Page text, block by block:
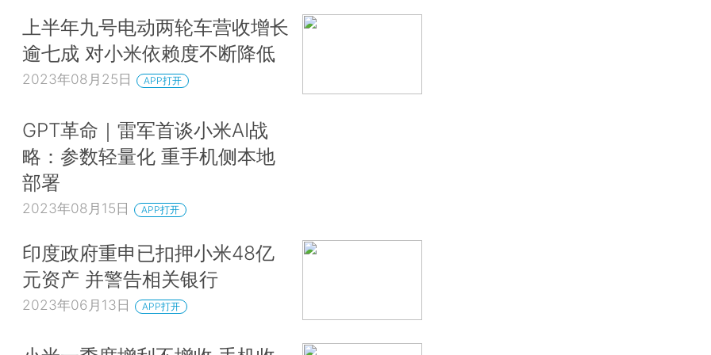
上半年九号电动两轮车营收增长
逾七成 对小米依赖度不断降低
2023年08月25日 APP打开
GPT革命｜雷军首谈小米AI战
略：参数轻量化 重手机侧本地
部署
2023年08月15日 APP打开
印度政府重申已扣押小米48亿
元资产 并警告相关银行
2023年06月13日 APP打开